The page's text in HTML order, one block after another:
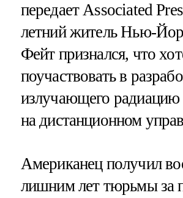
передает Associated
летний житель Нью-
Фейт признался, что
поучаствовать в
излучающего радиацию
на дистанционном
Американец получил
лишним лет тюрьмы за